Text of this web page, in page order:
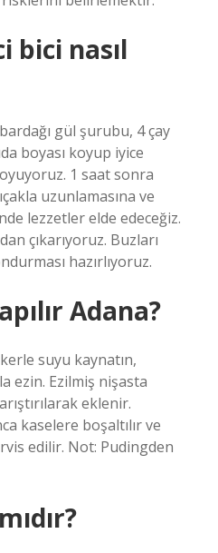
bici nasıl
gül şurubu, 4 çay
boyası koyup iyice
1 saat sonra
uzunlamasına ve
lezzetler elde edeceğiz.
çıkarıyoruz. Buzları
hazırlıyoruz.
Adana?
suyu kaynatın,
ezin. Ezilmiş nişasta
eklenir.
kaselere boşaltılır ve
edilir. Not: Pudingden